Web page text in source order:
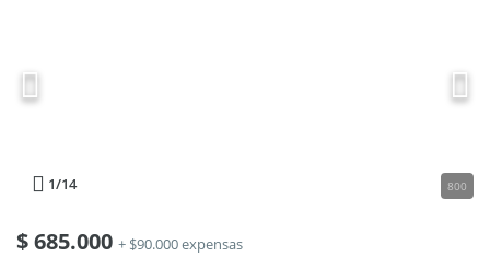
1/14 800
$685.000 + $90.000 expensas